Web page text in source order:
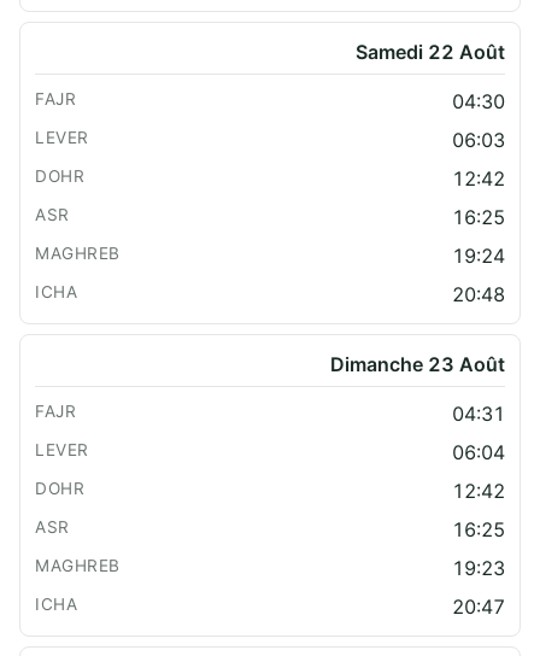
Samedi 22 Août
04:30
06:03
12:42
16:25
19:24
20:48
Dimanche 23 Août
04:31
06:04
12:42
16:25
19:23
20:47